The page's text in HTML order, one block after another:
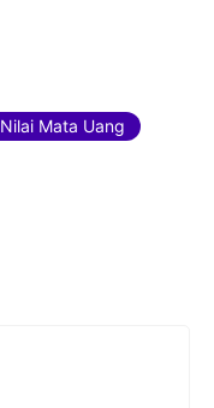
Nilai Mata Uang